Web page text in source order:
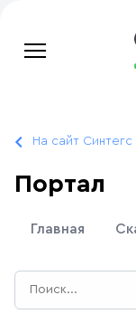
На сайт Синтегс
Портал
Главная